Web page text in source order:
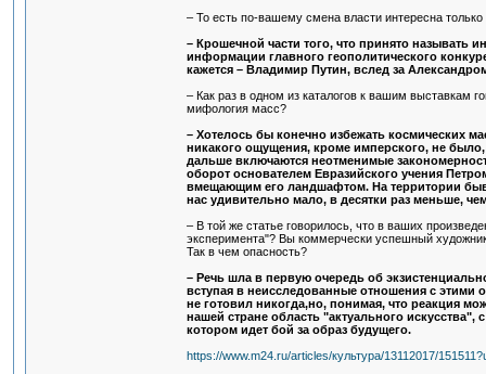
– То есть по-вашему смена власти интересна только
– Крошечной части того, что принято называть
информации главного геополитического
кажется – Владимир Путин, вслед за
– Как раз в одном из каталогов к вашим выставкам
мифология масс?
– Хотелось бы конечно избежать космических
никакого ощущения, кроме имперского, не
дальше включаются неотменимые
оборот основателем Евразийского учения
вмещающим его ландшафтом. На территории
нас удивительно мало, в десятки раз меньше,
– В той же статье говорилось, что в ваших
эксперимента"? Вы коммерчески успешный
Так в чем опасность?
– Речь шла в первую очередь об
вступая в неисследованные отношения с этими
не готовил никогда,но, понимая, что реакция
нашей стране область "актуального
котором идет бой за образ будущего.
https://www.m24.ru/articles/культура/13112017/